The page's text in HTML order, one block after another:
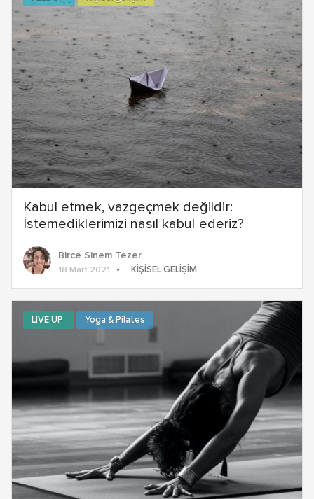
Kabul etmek, vazgeçmek değildir:
İstemediklerimizi nasıl kabul ederiz?
Birce Sinem Tezer
18 Mart 2021 KIŞISEL GELIŞIM
LIVE UP Yoga & Pilates